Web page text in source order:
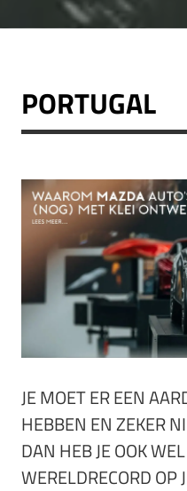
PORTUGAL
JE MOET ER EEN
HEBBEN EN ZEKER
DAN HEB JE OOK
WERELDRECORD OP